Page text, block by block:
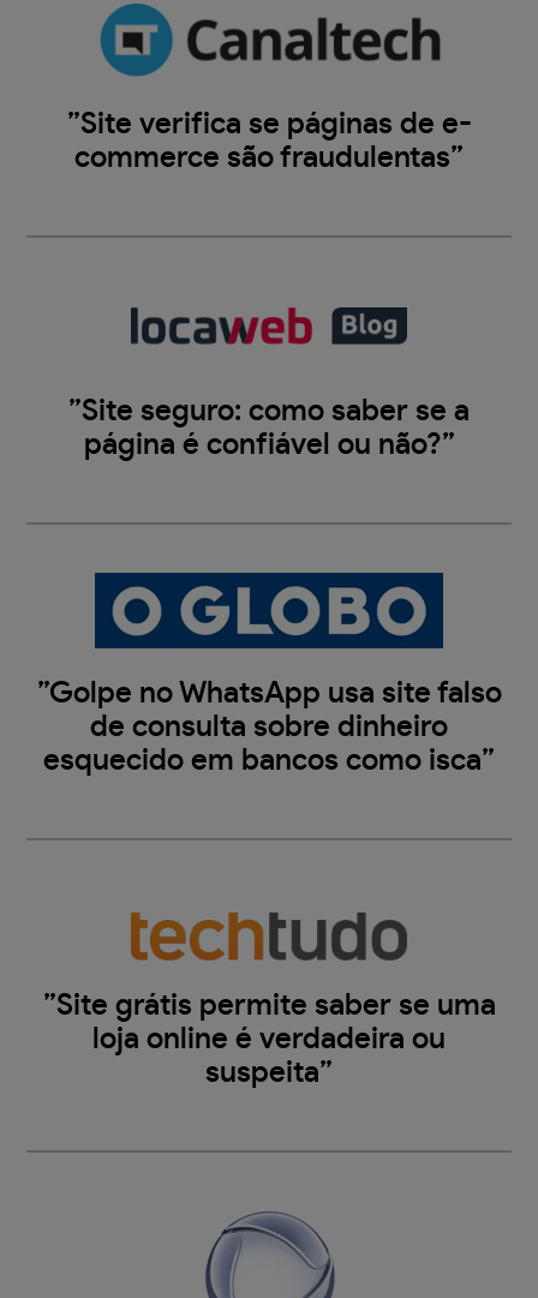
”Site verifica se páginas de e-
commerce são fraudulentas”
”Site seguro: como saber se a
página é confiável ou não?”
”Golpe no WhatsApp usa site falso
de consulta sobre dinheiro
esquecido em bancos como isca”
”Site grátis permite saber se uma
loja online é verdadeira ou
suspeita”